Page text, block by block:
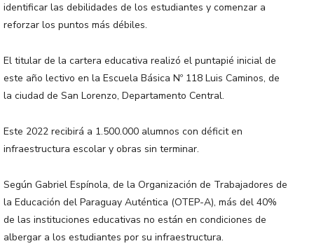
identificar las debilidades de los estudiantes y comenzar a
reforzar los puntos más débiles.
El titular de la cartera educativa realizó el puntapié inicial de
este año lectivo en la Escuela Básica Nº 118 Luis Caminos, de
la ciudad de San Lorenzo, Departamento Central.
Este 2022 recibirá a 1.500.000 alumnos con déficit en
infraestructura escolar y obras sin terminar.
Según Gabriel Espínola, de la Organización de Trabajadores de
la Educación del Paraguay Auténtica (OTEP-A), más del 40%
de las instituciones educativas no están en condiciones de
albergar a los estudiantes por su infraestructura.